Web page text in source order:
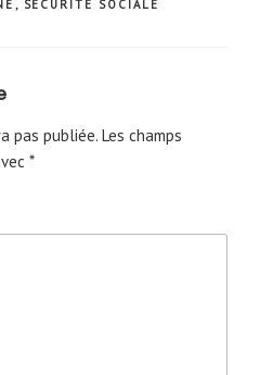
, SECURITE SOCIALE
pas publiée. Les champs
*